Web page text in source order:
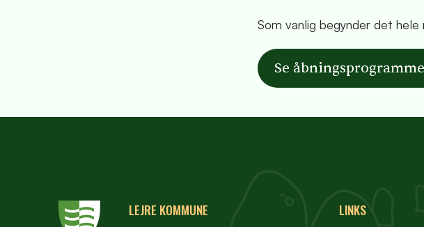
Som vanlig begynder det hele
Se
LEJRE KOMMUNE LINKS